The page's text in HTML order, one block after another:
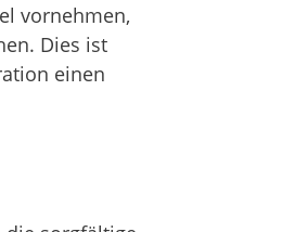
vornehmen,
Dies ist
einen